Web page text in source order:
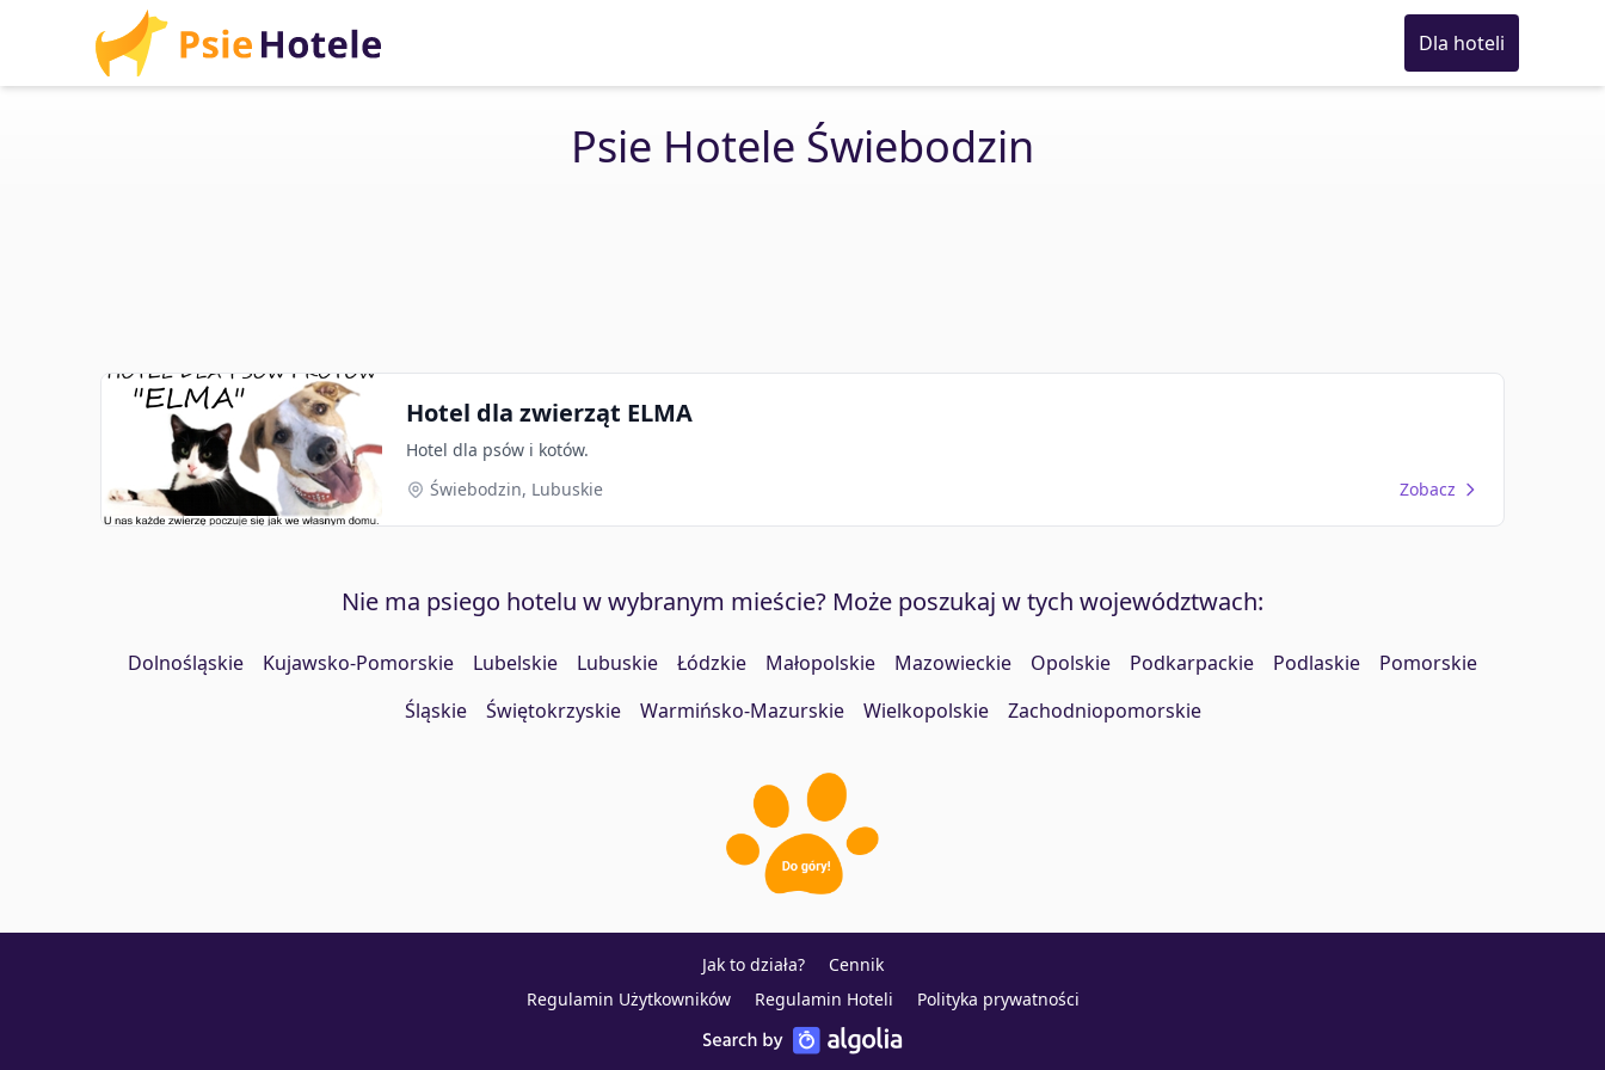
Dla hoteli
Psie Hotele Świebodzin
Hotel dla zwierząt ELMA
Hotel dla psów i kotów.
Świebodzin, Lubuskie
Zobacz
Nie ma psiego hotelu w wybranym mieście? Może poszukaj w tych województwach:
Dolnośląskie Kujawsko-Pomorskie Lubelskie Lubuskie Łódzkie Małopolskie Mazowieckie Opolskie Podkarpackie Podlaskie
Pomorskie
Śląskie
Świętokrzyskie Warmińsko-Mazurskie Wielkopolskie Zachodniopomorskie
Jak to działa?
Cennik
Regulamin Użytkowników
Regulamin Hoteli Polityka prywatności